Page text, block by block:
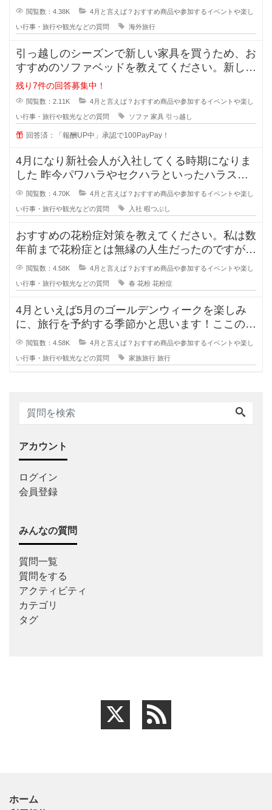
て母と海外旅行に行きます。しかし
閲覧数：4.38K 4月と言えば？おすすめ商品や参加するイベントや楽し
い行事・旅行や観光などの質問 海外旅行
引っ越しのシーズンで新しい家具を買うため、お
すすめのソファベッドを教えてください。新しく
住む場所が2Kなので、ベッドとソ
残り7件の回答募集中！
閲覧数：2.11K 4月と言えば？おすすめ商品や参加するイベントや楽し
い行事・旅行や観光などの質問 ソファ 家具 引っ越し
回答済：「報酬UP中」承認で100PayPay！
4月になり新社会人が入社してくる時期になりま
した 昨今パワハラやセクハラといったハラスメ
ントが問題になり、昔より新
閲覧数：4.70K 4月と言えば？おすすめ商品や参加するイベントや楽し
い行事・旅行や観光などの質問 入社 暇つぶし
おすすめの花粉症対策を教えてください。私は数
年前まで花粉症とは無縁の人生だったのですが、
ここ1、2年で急激に症状が出てき
閲覧数：4.58K 4月と言えば？おすすめ商品や参加するイベントや楽し
い行事・旅行や観光などの質問 春 花粉 花粉症
4月といえば5月のゴールデンウィークを楽しみ
に、旅行を予約する季節かと思います！ここのと
ころコロナ禍で旅行に行けていなか
閲覧数：4.58K 4月と言えば？おすすめ商品や参加するイベントや楽し
い行事・旅行や観光などの質問 家族旅行 旅行
アカウント
ログイン
会員登録
みんなの質問
質問一覧
質問をする
アクティビティ
カテゴリ
タグ
ホーム